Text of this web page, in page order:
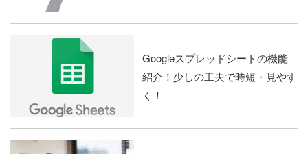
Googleスプレッドシートの機能
紹介！少しの工夫で時短・見やす
く！